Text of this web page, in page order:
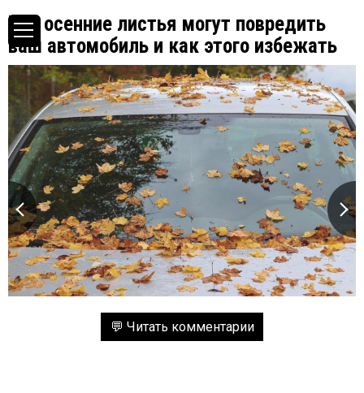
Как осенние листья могут повредить
ваш автомобиль и как этого избежать
💬 Читать комментарии